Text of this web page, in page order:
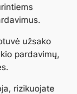
užsako
pardavimų,
rizikuojate